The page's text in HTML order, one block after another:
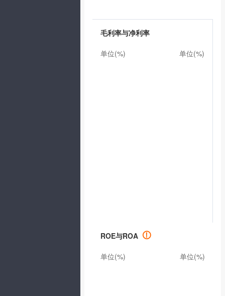
毛利率与净利率
单位(%) 单位(%)
ROE与ROA
单位(%) 单位(%)